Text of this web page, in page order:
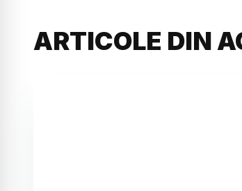
ARTICOLE DIN